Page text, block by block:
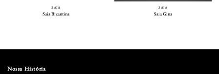
SAIA
Saia Bizantina
SAIA
Saia Gina
Nossa História